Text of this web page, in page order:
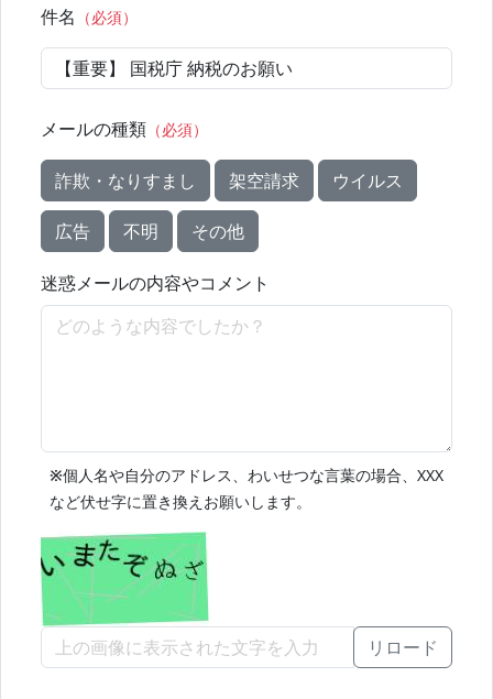
件名 （必須）
メールの種類 （必須）
詐欺・なりすまし 架空請求 ウイルス
広告 不明 その他
迷惑メールの内容やコメント
※個人名や自分のアドレス、わいせつな言葉の場合、XXX
など伏せ字に置き換えお願いします。
リロード